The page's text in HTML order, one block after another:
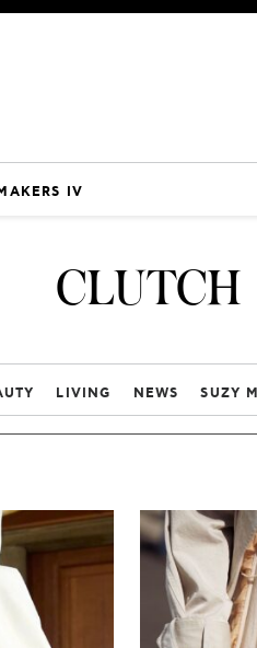
IV
CLUTCH
LIVING NEWS SUZY